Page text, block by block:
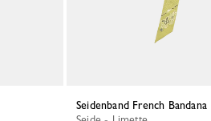
Seidenband French Bandana